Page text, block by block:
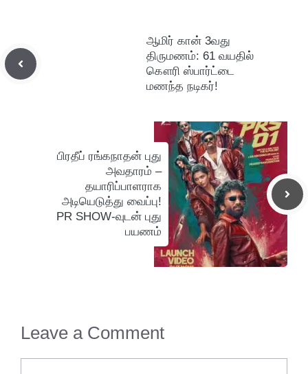
ஆமிர் கான் 3வது
திருமணம்: 61 வயதில்
கௌரி ஸ்பார்ட்டை
மணந்த நடிகர்!
பிரதீப் ரங்கநாதன் புது
அவதாரம் –
தயாரிப்பாளராக
அடியெடுத்து வைப்பு!
PR SHOW-வுடன் புது
பயணம்
Leave a Comment